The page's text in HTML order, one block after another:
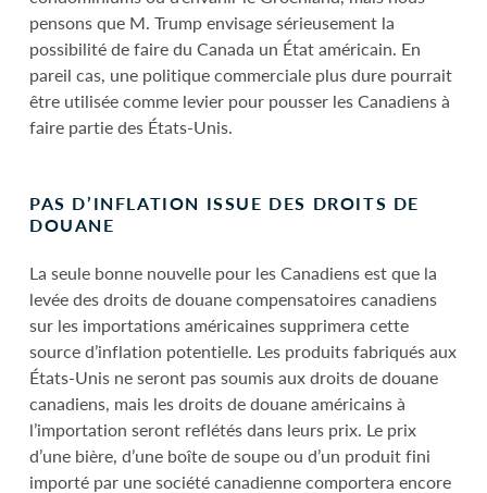
pensons que M. Trump envisage sérieusement la
possibilité de faire du Canada un État américain. En
pareil cas, une politique commerciale plus dure pourrait
être utilisée comme levier pour pousser les Canadiens à
faire partie des États-Unis.
PAS D’INFLATION ISSUE DES DROITS DE
DOUANE
La seule bonne nouvelle pour les Canadiens est que la
levée des droits de douane compensatoires canadiens
sur les importations américaines supprimera cette
source d’inflation potentielle. Les produits fabriqués aux
États-Unis ne seront pas soumis aux droits de douane
canadiens, mais les droits de douane américains à
l’importation seront reflétés dans leurs prix. Le prix
d’une bière, d’une boîte de soupe ou d’un produit fini
importé par une société canadienne comportera encore